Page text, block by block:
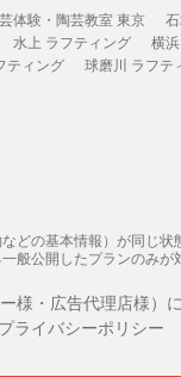
体験・陶芸教室 東京
水上 ラフティング 横
ティング 球磨川 ラフテ
どの基本情報）が同じ
公開したプランのみが
様・広告代理店様）
プライバシーポリシー